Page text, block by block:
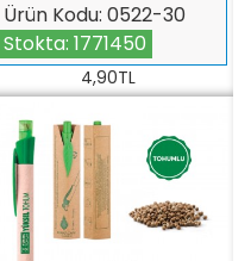
Ürün Kodu: 0522-30
Stokta: 1771450
4,90TL